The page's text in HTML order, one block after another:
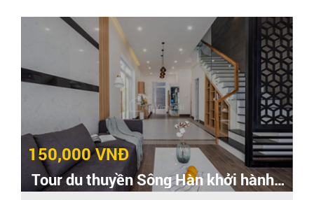
150,000 VNĐ
Tour du thuyền Sông Hàn khởi hành